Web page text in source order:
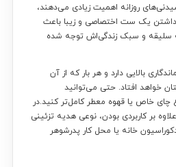
روزانه اهمیت زیادی می‌دهند،
یک ست اختصاصی و زیبا باعث
سلیقه و سبک زندگی‌اش توجه شده
بالایی دارد و هر بار که از آن
خواهد افتاد. حتی می‌توانید
چای خاص یا قهوه معطر کامل‌تر کنید.در
بر کاربردی بودن، نوعی هدیه تزئینی
خانه یا محل کار پدرشوهر